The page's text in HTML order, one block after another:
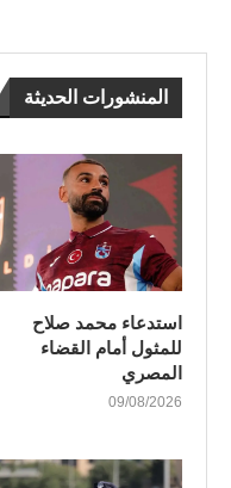
المنشورات الحديثة
استدعاء محمد صلاح
للمثول أمام القضاء
المصري
09/08/2026